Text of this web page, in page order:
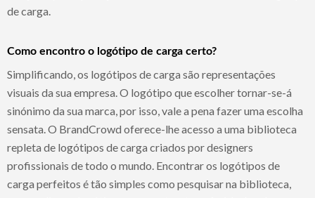
de carga.
Como encontro o logótipo de carga certo?
Simplificando, os logótipos de carga são representações
visuais da sua empresa. O logótipo que escolher tornar-se-á
sinónimo da sua marca, por isso, vale a pena fazer uma escolha
sensata. O BrandCrowd oferece-lhe acesso a uma biblioteca
repleta de logótipos de carga criados por designers
profissionais de todo o mundo. Encontrar os logótipos de
carga perfeitos é tão simples como pesquisar na biblioteca,